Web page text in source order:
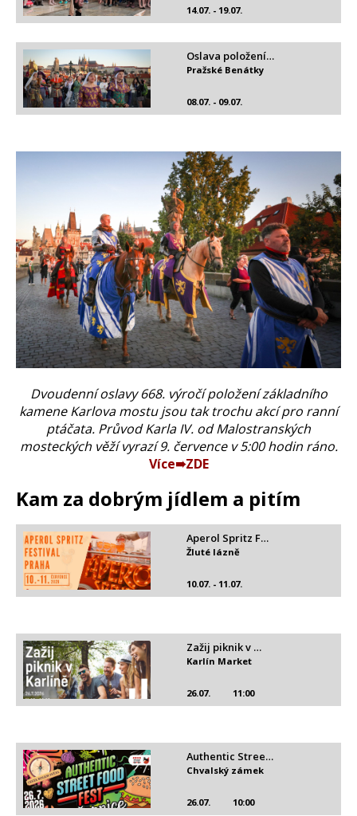
14.07. - 19.07.
Oslava položení…
08.07. - 09.07.
Pražské Benátky
Dvoudenní oslavy 668. výročí položení základního
kamene Karlova mostu jsou tak trochu akcí pro ranní
ptáčata. Průvod Karla IV. od Malostranských
mosteckých věží vyrazí 9. července v 5:00 hodin ráno.
Více➠ZDE
Kam za dobrým jídlem a pitím
Aperol Spritz F…
10.07. - 11.07.
Žluté lázně
Zažij piknik v …
26.07. 11:00
Karlín Market
Authentic Stree…
26.07. 10:00
Chvalský zámek